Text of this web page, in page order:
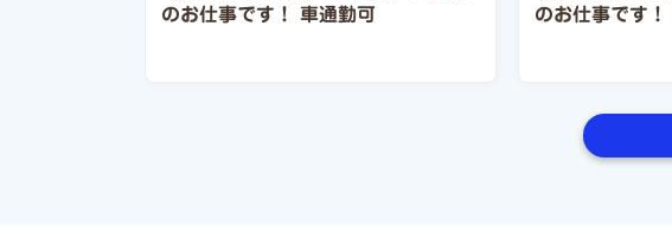
のお仕事です！
車通勤可
のお仕事です！